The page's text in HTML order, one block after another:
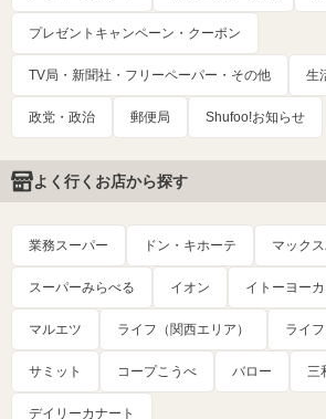
プレゼントキャンペーン・クーポン
TV局・新聞社・フリーペーパー・その他 生
政党・政治 郵便局 Shufoo!お知らせ
よく行くお店から探す
業務スーパー ドン・キホーテ マック
スーパーみらべる イオン イトーヨー
マルエツ ライフ（関西エリア） ライ
サミット コープこうべ バロー 三
デイリーカナート